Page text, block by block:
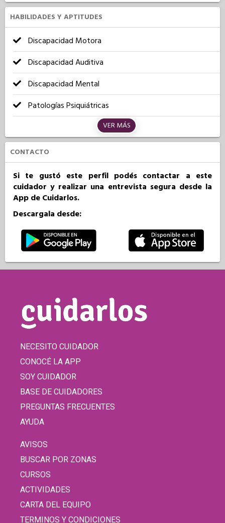
HABILIDADES Y APTITUDES
Discapacidad Motora
Discapacidad Auditiva
Discapacidad Mental
Patologías Psiquiátricas
VER MÁS
CONTACTO
Si te gustó este perfil podés contactar a este
cuidador y realizar una entrevista segura desde la
App de Cuidarlos.
Descargala desde:
NECESITO CUIDADOR
CONOCÉ LA APP
SOY CUIDADOR
BASE DE CUIDADORES
PREGUNTAS FRECUENTES
AYUDA
AVISOS
BUSCAR POR ZONAS
CURSOS
ACTIVIDADES
CARTA DEL EQUIPO
TERMINOS Y CONDICIONES